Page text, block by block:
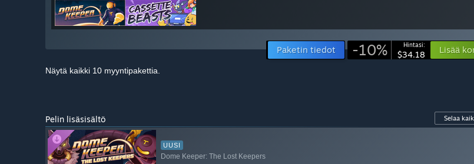
Paketin tiedot -10% Hintasi:
$34.18 Lisää
Näytä kaikki 10 myyntipakettia.
Pelin lisäsisältö Selaa
UUSI
Dome Keeper: The Lost Keepers